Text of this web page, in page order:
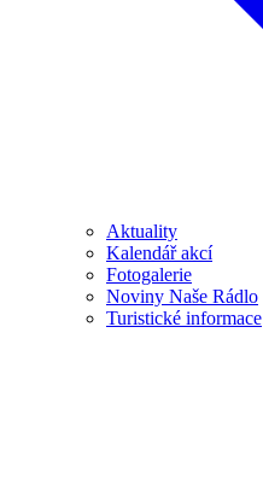
Aktuality
Kalendář akcí
Fotogalerie
Noviny Naše Rádlo
Turistické informace